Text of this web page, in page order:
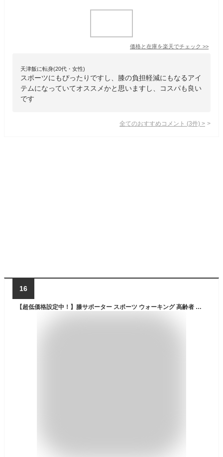
価格と在庫を楽天でチェック >>
天津飯に転身(20代・女性)
スポーツにもぴったりですし、膝の負担軽減にもなるアイ
テムになっていてオススメかと思いますし、コスパも良い
です
全てのおすすめコメント (3件) >
16
【超低価格設定中！】膝サポーター スポーツ ウォーキング 高齢者 運動 痛み軽減 保護 固定 左右兼用 大きいサイズ 登山 ゴルフ バスケ バレーボール ランニング 関節痛 膝の痛み 男女兼用 靭帯炎 半月板 膝 関節 転倒防止 軽減 鵞足炎 KouCospa 高コスパ koucospa